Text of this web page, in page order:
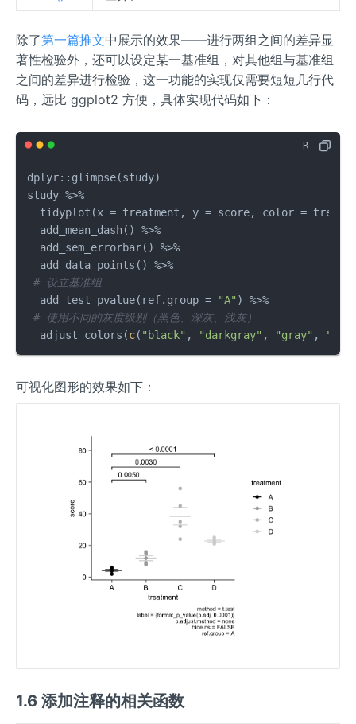
除了第一篇推文中展示的效果——进行两组之间的差异显
著性检验外，还可以设定某一基准组，对其他组与基准组
之间的差异进行检验，这一功能的实现仅需要短短几行代
码，远比 ggplot2 方便，具体实现代码如下：
dplyr:: glimpse(study)
study %>%
  tidyplot
(x = treatment , y = score, color =
  add_mean_dash
( )
%>%
  add_sem_errorbar
( )
%>%
  add_data_points
( )
%>%
# 设立基准组
  add_test_pvalue
( ref.group = "A" )
%>%
# 使用不同的灰度级别（黑色、深灰、浅灰）
  adjust_colors
(c( "black" , "darkgray" , "gray" ,
可视化图形的效果如下：
1.6 添加注释的相关函数